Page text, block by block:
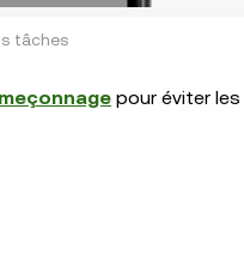
tâches
pour éviter